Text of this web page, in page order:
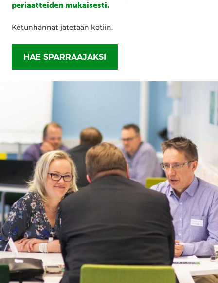
periaatteiden mukaisesti.
Ketunhännät jätetään kotiin.
HAE SPARRAAJAKSI